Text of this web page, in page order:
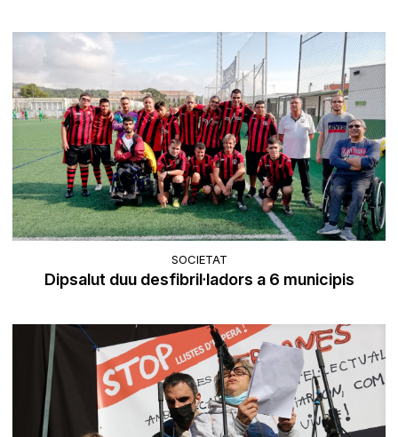
SOCIETAT
Dipsalut duu desfibril·ladors a 6 municipis